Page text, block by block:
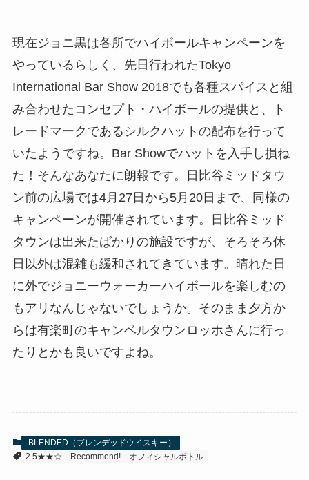
現在ジョニ黒は各所でハイボールキャンペーンを
やっているらしく、先日行われたTokyo
International Bar Show 2018でも各種スパイスと組
み合わせたコンセプト・ハイボールの提供と、ト
レードマークであるシルクハットの配布を行って
いたようですね。Bar Showでハットを入手し損ね
た！そんなあなたに朗報です。日比谷ミッドタウ
ン前の広場では4月27日から5月20日まで、同様の
キャンペーンが開催されています。日比谷ミッド
タウンは出来たばかりの施設ですが、そろそろ休
日以外は混雑も緩和されてきています。晴れた日
に外でジョニーウォーカーハイボールを楽しむの
もアリなんじゃないでしょうか。そのまま夕方か
らは有楽町のキャンベルタウンロッホさんに行っ
たりとかも良いですよね。
-BLENDED（ブレンデッドウイスキー）
2.5★★☆
Recommend! オフィシャルボトル